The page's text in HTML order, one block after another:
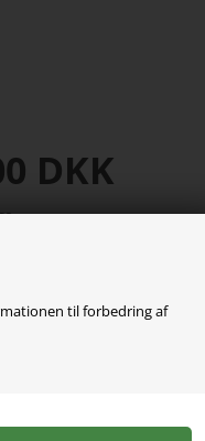
til forbedring af
DKK
sprinkler måtte fra
under opsyn.